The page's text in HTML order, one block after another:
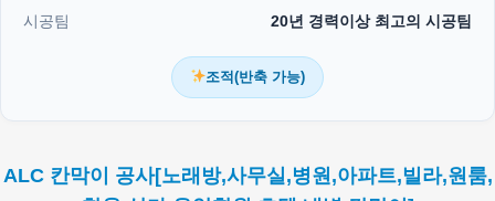
시공팀 20년 경력이상 최고의 시공팀
조적(반축 가능)
ALC 칸막이 공사[노래방,사무실,병원,아파트,빌라,원룸,